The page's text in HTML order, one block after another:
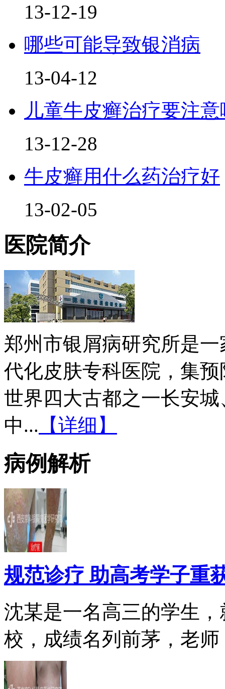
13-12-19
哪些可能导致银消病
13-04-12
儿童牛皮癣治疗要注
13-12-28
牛皮癣用什么药治疗好
13-02-05
医院简介
郑州市银屑病研究所是
代化皮肤专科医院，集
世界四大古都之一长安
中... 【详细】
病例解析
规范诊疗 助高考学子重
沈某是一名高三的学生
校，成绩名列前茅，老师